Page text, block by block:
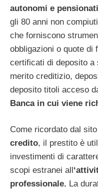
autonomi e pensionati
gli 80 anni non
che forniscono
obbligazioni o quote di
certificati di deposito a
merito creditizio,
deposito titoli acceso
Banca in cui viene
Come ricordato dal sito
credito, il prestito è
investimenti di
scopi estranei all
professionale. La